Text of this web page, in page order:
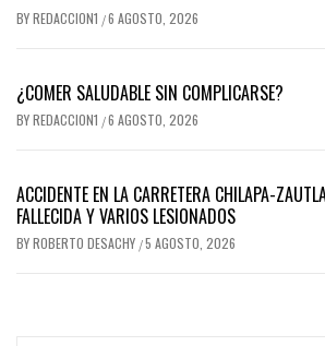
BYREDACCION1 /6 AGOSTO, 2026
¿COMER SALUDABLE SIN COMPLICARSE?
BYREDACCION1 /6 AGOSTO, 2026
ACCIDENTE EN LA CARRETERA CHILAPA-
FALLECIDA Y VARIOS LESIONADOS
BYROBERTO DESACHY /5 AGOSTO, 2026